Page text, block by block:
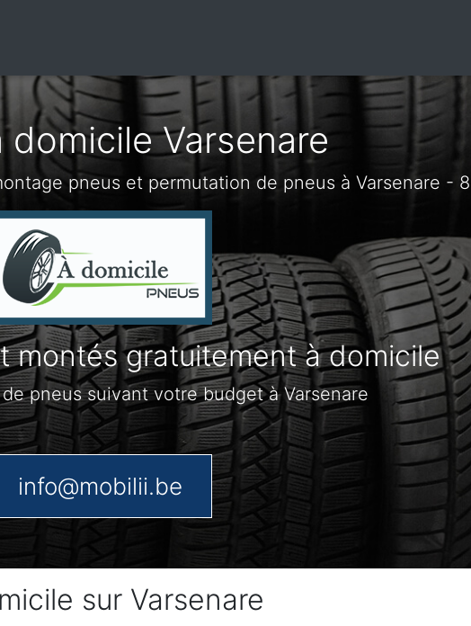
domicile Varsenare
pneus et permutation de pneus à Varsenare -
montés gratuitement à domicile
pneus suivant votre budget à Varsenare
info@mobilii.be
sur Varsenare